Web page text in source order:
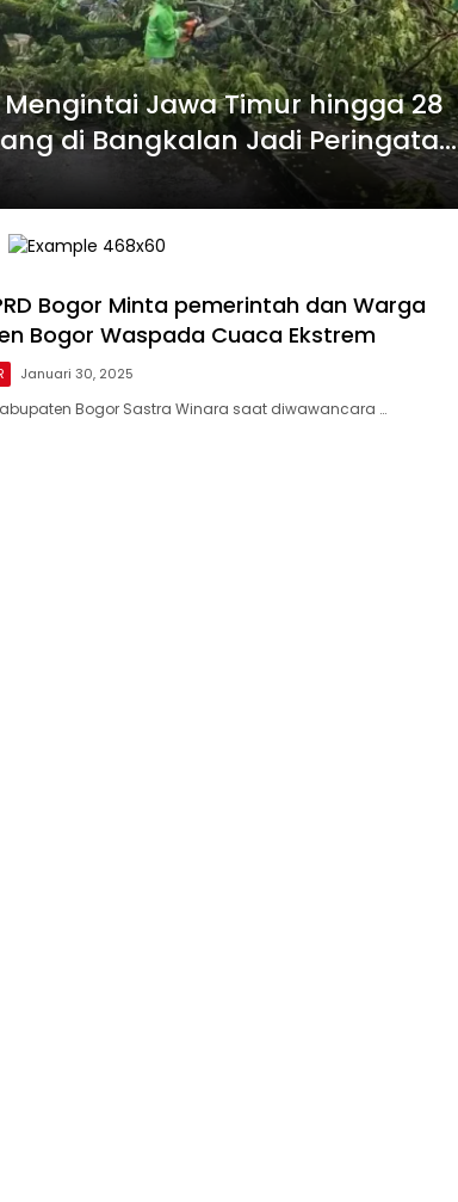
Jawa Timur hingga 28
di Bangkalan Jadi Peringatan
Bogor Minta pemerintah dan Warga
Bogor Waspada Cuaca Ekstrem
Januari 30, 2025
Bogor Sastra Winara saat diwawancara …